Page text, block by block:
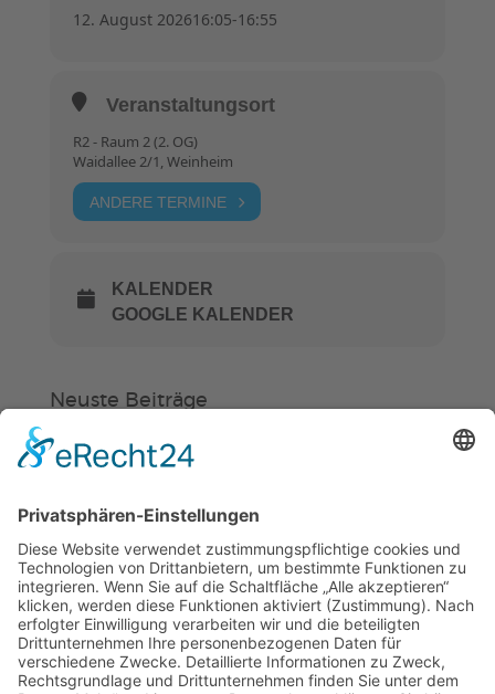
12. August 202616:05-16:55
Veranstaltungsort
R2 - Raum 2 (2. OG)
Waidallee 2/1, Weinheim
ANDERE TERMINE
KALENDER
GOOGLE KALENDER
Neuste Beiträge
Verein
Schwimmabzeichen“
Sommercamps: Fußball, Tanz oder
Hockey